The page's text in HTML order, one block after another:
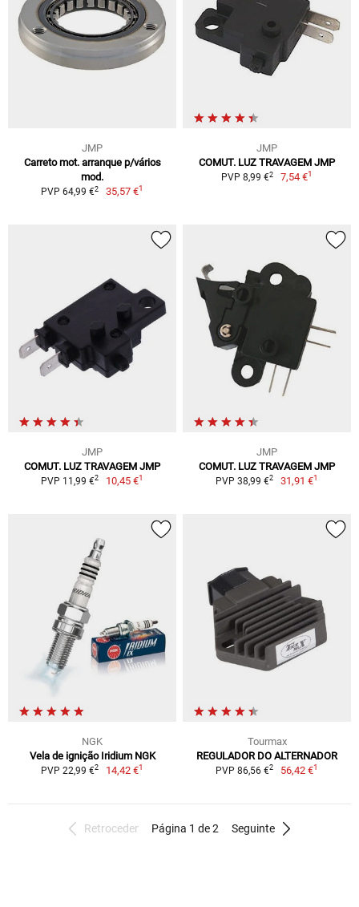
JMP
Carreto mot. arranque p/vários
mod.
PVP 64,99 €2 35,57 €1
JMP
COMUT. LUZ TRAVAGEM JMP
PVP 8,99 €2 7,54 €1
JMP
COMUT. LUZ TRAVAGEM JMP
PVP 11,99 €2 10,45 €1
JMP
COMUT. LUZ TRAVAGEM JMP
PVP 38,99 €2 31,91 €1
NGK
Vela de ignição Iridium NGK
PVP 22,99 €2 14,42 €1
Tourmax
REGULADOR DO ALTERNADOR
PVP 86,56 €2 56,42 €1
Retroceder Página 1 de 2 Seguinte